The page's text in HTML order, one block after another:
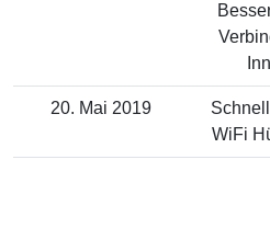
20. Mai 2019
WiFi